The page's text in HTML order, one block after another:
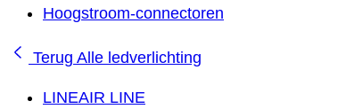
Hoogstroom-connectoren
Terug Alle ledverlichting
LINEAIR LINE